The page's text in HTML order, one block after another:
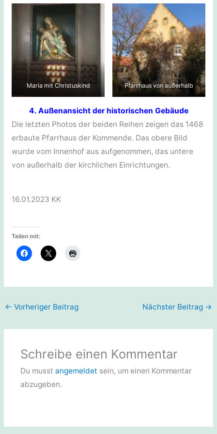
Maria mit Christuskind Pfarrhaus von außerhalb
4. Außenansicht der historischen Gebäude
Die letzten Photos der beiden Reihen zeigen das 1468
erbaute Pfarrhaus der Kommende. Das obere Bild
wurde vom Innenhof aus aufgenommen, das untere
von außerhalb der kirchlichen Einrichtungen.
16.01.2023 KK
Teilen mit:
← Vorheriger Beitrag Nächster Beitrag →
Schreibe einen Kommentar
Du musst angemeldet sein, um einen Kommentar
abzugeben.